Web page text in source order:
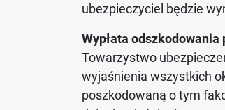
ubezpieczyciel będzie
Wypłata odszkodowania
Towarzystwo
wyjaśnienia wszystkich
poszkodowaną o tym